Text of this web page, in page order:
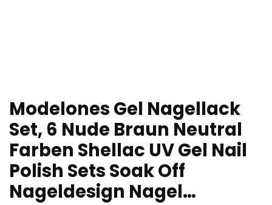
Modelones Gel Nagellack
Set, 6 Nude Braun Neutral
Farben Shellac UV Gel Nail
Polish Sets Soak Off
Nageldesign Nagel…